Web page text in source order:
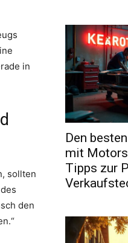
in
sollten
den
Den
mit
Tipps zur